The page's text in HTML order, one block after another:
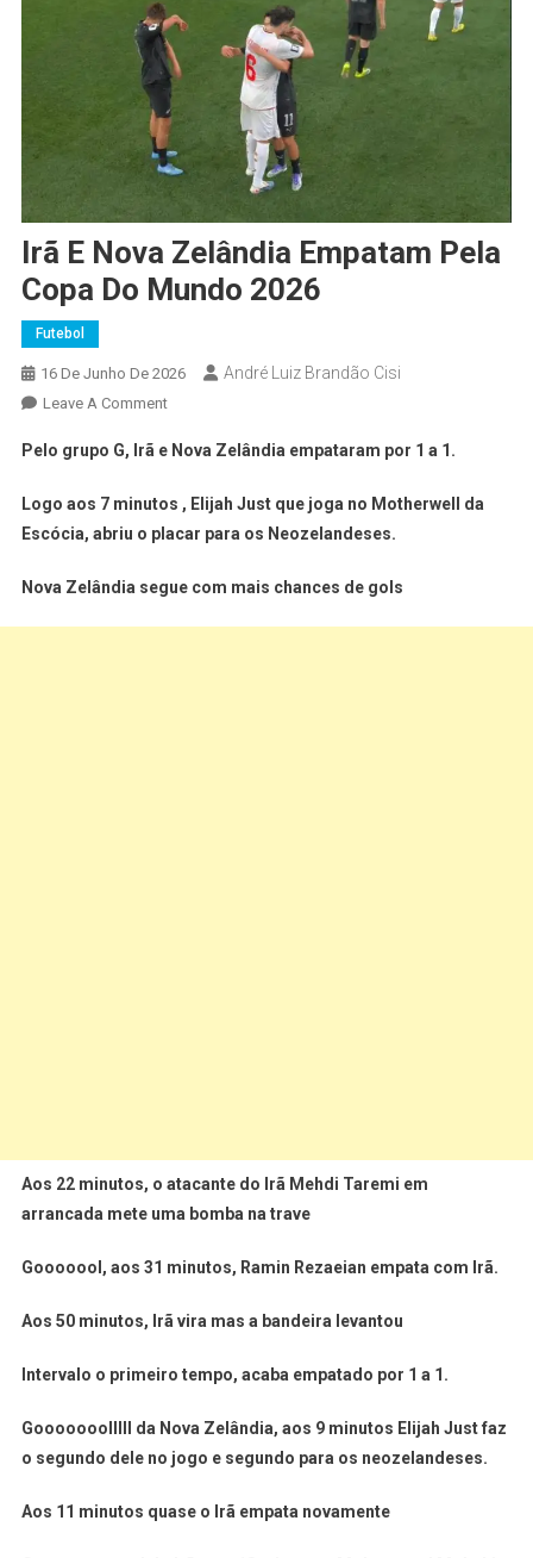
Irã E Nova Zelândia Empatam Pela
Copa Do Mundo 2026
Futebol
16 De Junho De 2026 André Luiz Brandão Cisi
Leave A Comment
Pelo grupo G, Irã e Nova Zelândia empataram por 1 a 1.
Logo aos 7 minutos , Elijah Just que joga no Motherwell da
Escócia, abriu o placar para os Neozelandeses.
Nova Zelândia segue com mais chances de gols
Aos 22 minutos, o atacante do Irã Mehdi Taremi em
arrancada mete uma bomba na trave
Gooooool, aos 31 minutos, Ramin Rezaeian empata com Irã.
Aos 50 minutos, Irã vira mas a bandeira levantou
Intervalo o primeiro tempo, acaba empatado por 1 a 1.
Gooooooolllll da Nova Zelândia, aos 9 minutos Elijah Just faz
o segundo dele no jogo e segundo para os neozelandeses.
Aos 11 minutos quase o Irã empata novamente